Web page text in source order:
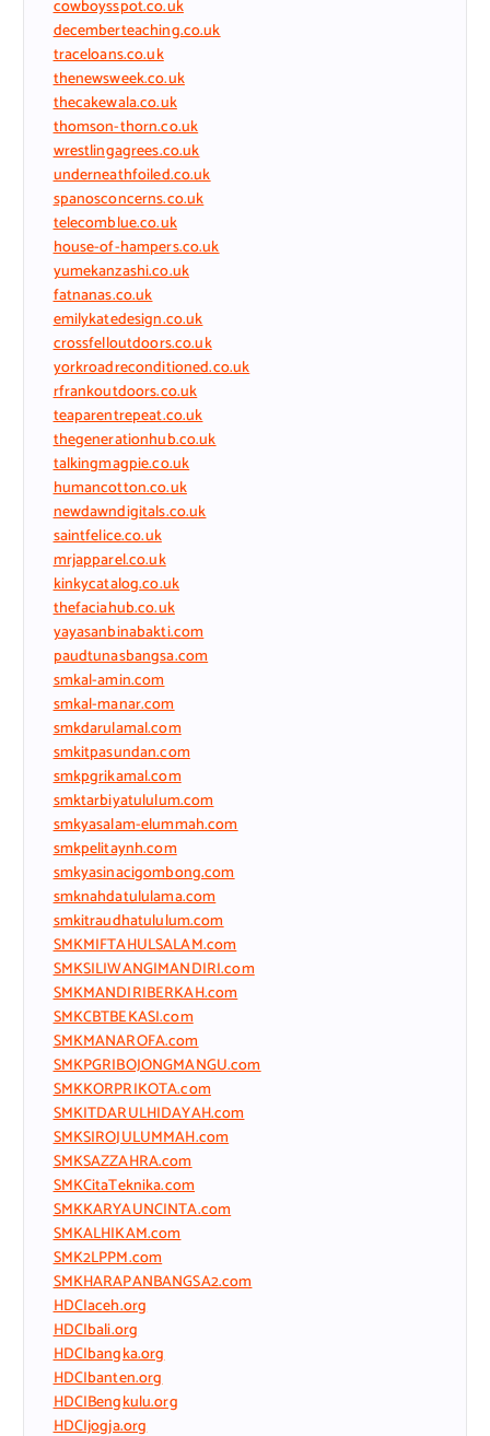
cowboysspot.co.uk
decemberteaching.co.uk
traceloans.co.uk
thenewsweek.co.uk
thecakewala.co.uk
thomson-thorn.co.uk
wrestlingagrees.co.uk
underneathfoiled.co.uk
spanosconcerns.co.uk
telecomblue.co.uk
house-of-hampers.co.uk
yumekanzashi.co.uk
fatnanas.co.uk
emilykatedesign.co.uk
crossfelloutdoors.co.uk
yorkroadreconditioned.co.uk
rfrankoutdoors.co.uk
teaparentrepeat.co.uk
thegenerationhub.co.uk
talkingmagpie.co.uk
humancotton.co.uk
newdawndigitals.co.uk
saintfelice.co.uk
mrjapparel.co.uk
kinkycatalog.co.uk
thefaciahub.co.uk
yayasanbinabakti.com
paudtunasbangsa.com
smkal-amin.com
smkal-manar.com
smkdarulamal.com
smkitpasundan.com
smkpgrikamal.com
smktarbiyatululum.com
smkyasalam-elummah.com
smkpelitaynh.com
smkyasinacigombong.com
smknahdatululama.com
smkitraudhatululum.com
SMKMIFTAHULSALAM.com
SMKSILIWANGIMANDIRI.com
SMKMANDIRIBERKAH.com
SMKCBTBEKASI.com
SMKMANAROFA.com
SMKPGRIBOJONGMANGU.com
SMKKORPRIKOTA.com
SMKITDARULHIDAYAH.com
SMKSIROJULUMMAH.com
SMKSAZZAHRA.com
SMKCitaTeknika.com
SMKKARYAUNCINTA.com
SMKALHIKAM.com
SMK2LPPM.com
SMKHARAPANBANGSA2.com
HDCIaceh.org
HDCIbali.org
HDCIbangka.org
HDCIbanten.org
HDCIBengkulu.org
HDCIjogja.org